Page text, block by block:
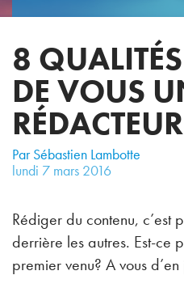
8
DE VOUS
RÉDACTEUR
Par Sébastien Lambotte
lundi 7 mars 2016
Rédiger du contenu, c’est
derrière les autres. Est-ce
premier venu? A vous